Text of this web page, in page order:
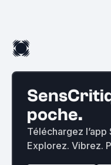
poche.
Téléchargez l’app
Explorez. Vibrez.